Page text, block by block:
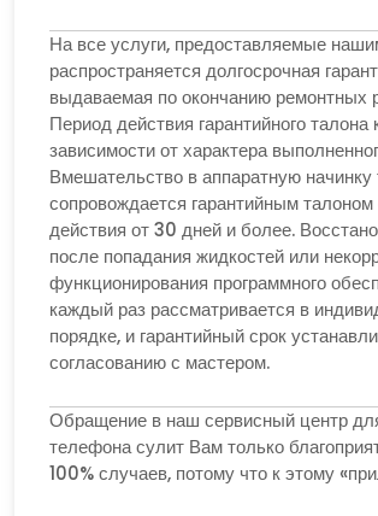
На все услуги, предоставляемые
распространяется долгосрочная
выдаваемая по окончанию ремонтных
Период действия гарантийного талона
зависимости от характера
Вмешательство в аппаратную
сопровождается гарантийным
действия от 30 дней и более.
после попадания жидкостей или
функционирования программного
каждый раз рассматривается в
порядке, и гарантийный срок
согласованию с мастером.
Обращение в наш сервисный центр
телефона сулит Вам только
100% случаев, потому что к этому